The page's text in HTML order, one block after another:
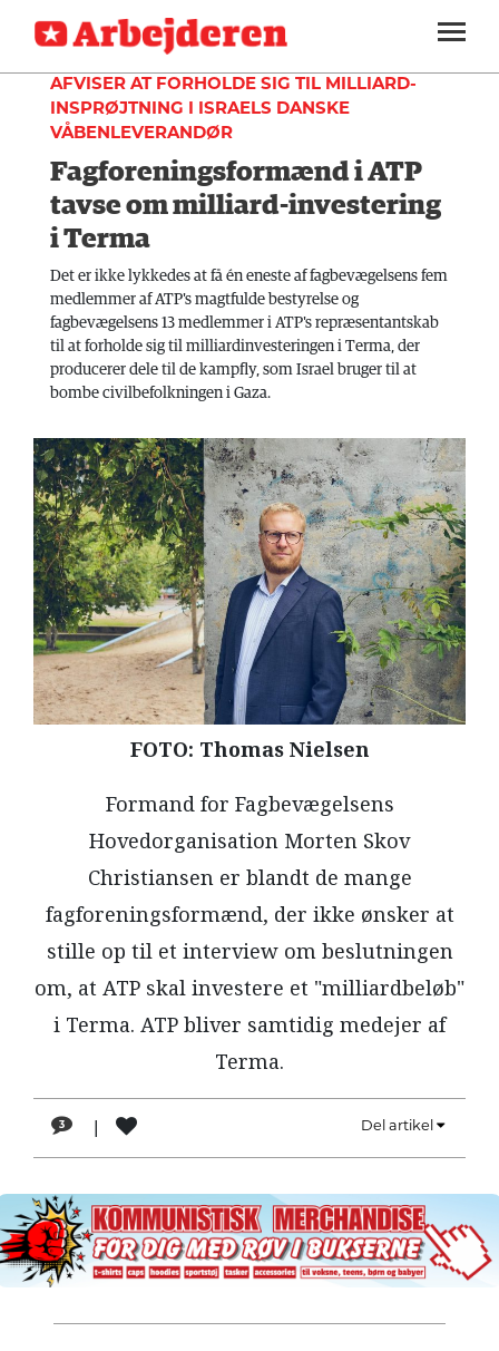
SEKTIONER
ARBEJDEREN
FAGLIGT
INDLAND
UDLAND
KULTUR
KALENDER
DEBAT
LÆSER
TIL
LÆSER
NAVNE
HISTORIE
TEORI
SOUNDCLOUD
ABONNER
LOG IND
AFVISER AT FORHOLDE SIG TIL MILLIARD-
INSPRØJTNING I ISRAELS DANSKE
VÅBENLEVERANDØR
Fagforeningsformænd i ATP
tavse om milliard-investering
i Terma
Det er ikke lykkedes at få én eneste af fagbevægelsens fem
medlemmer af ATP's magtfulde bestyrelse og
fagbevægelsens 13 medlemmer i ATP's repræsentantskab
til at forholde sig til milliardinvesteringen i Terma, der
producerer dele til de kampfly, som Israel bruger til at
bombe civilbefolkningen i Gaza.
FOTO: Thomas Nielsen
Formand for Fagbevægelsens
Hovedorganisation Morten Skov
Christiansen er blandt de mange
fagforeningsformænd, der ikke ønsker at
stille op til et interview om beslutningen
om, at ATP skal investere et "milliardbeløb"
i Terma. ATP bliver samtidig medejer af
Terma.
3 Del artikel